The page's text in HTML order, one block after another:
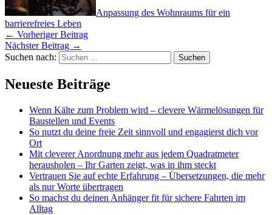
Anpassung des Wohnraums für ein
barrierefreies Leben
← Vorheriger Beitrag
Nächster Beitrag →
Suchen nach:
Neueste Beiträge
Wenn Kälte zum Problem wird – clevere Wärmelösungen für
Baustellen und Events
So nutzt du deine freie Zeit sinnvoll und engagierst dich vor
Ort
Mit cleverer Anordnung mehr aus jedem Quadratmeter
herausholen – Ihr Garten zeigt, was in ihm steckt
Vertrauen Sie auf echte Erfahrung – Übersetzungen, die mehr
als nur Worte übertragen
So machst du deinen Anhänger fit für sichere Fahrten im
Alltag